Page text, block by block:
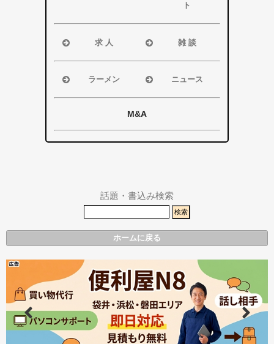
掛川市
その他エリア
ト
浜松市
磐田市・袋井
求 人
浜松市
磐田市
雑 談
浜松市
磐田市
ラーメン
浜松市
袋井市
掛川市
ニュース
浜松市・磐田
袋井市・掛川
市
M&A
話題・書込み検索
ホームに戻る